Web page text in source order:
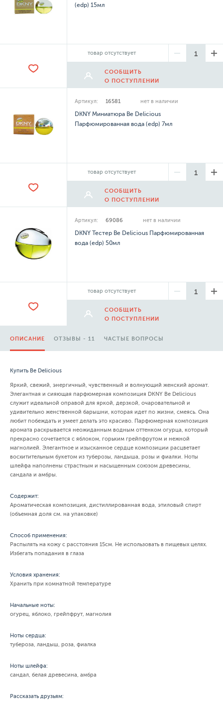
(edp) 15мл
товар отсутствует
СООБЩИТЬ
О ПОСТУПЛЕНИИ
Артикул: 16581 нет в наличии
DKNY Миниатюра Be Delicious
Парфюмированная вода (edp) 7мл
товар отсутствует
СООБЩИТЬ
О ПОСТУПЛЕНИИ
Артикул: 69086 нет в наличии
DKNY Тестер Be Delicious Парфюмированная
вода (edp) 50мл
товар отсутствует
СООБЩИТЬ
О ПОСТУПЛЕНИИ
ОПИСАНИЕ ОТЗЫВЫ - 11 ЧАСТЫЕ ВОПРОСЫ
Купить Be Delicious
Яркий, свежий, энергичный, чувственный и волнующий женский аромат.
Элегантная и сияющая парфюмерная композиция DKNY Be Delicious
служит идеальной оправой для яркой, дерзкой, очаровательной и
удивительно женственной барышни, которая идет по жизни, смеясь. Она
любит побеждать и умеет делать это красиво. Парфюмерная композиция
аромата раскрывается неожиданным водным оттенком огурца, который
прекрасно сочетается с яблоком, горьким грейпфрутом и нежной
магнолией. Элегантное и изысканное сердце композиции расцветает
восхитительным букетом из туберозы, ландыша, розы и фиалки. Ноты
шлейфа наполнены страстным и насыщенным союзом древесины,
сандала и амбры.
Содержит:
Ароматическая композиция, дистиллированная вода, этиловый спирт
(объемная доля см. на упаковке)
Способ применения:
Распылять на кожу с расстояния 15см. Не использовать в пищевых целях.
Избегать попадания в глаза
Условия хранения:
Хранить при комнатной температуре
Начальные ноты:
огурец, яблоко, грейпфрут, магнолия
Ноты сердца:
тубероза, ландыш, роза, фиалка
Ноты шлейфа:
сандал, белая древесина, амбра
Рассказать друзьям: